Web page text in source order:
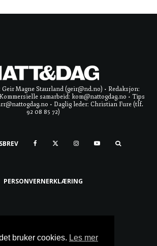
Magne Staurland (geir@nd.no) • Redaksjon:
samarbeid: kom@nattogdag.no • Tips
• Daglig leder: Christian Fure (tlf.
92 08 85 72)
PERSONVERNERKLÆRING
bruker cookies. Les mer